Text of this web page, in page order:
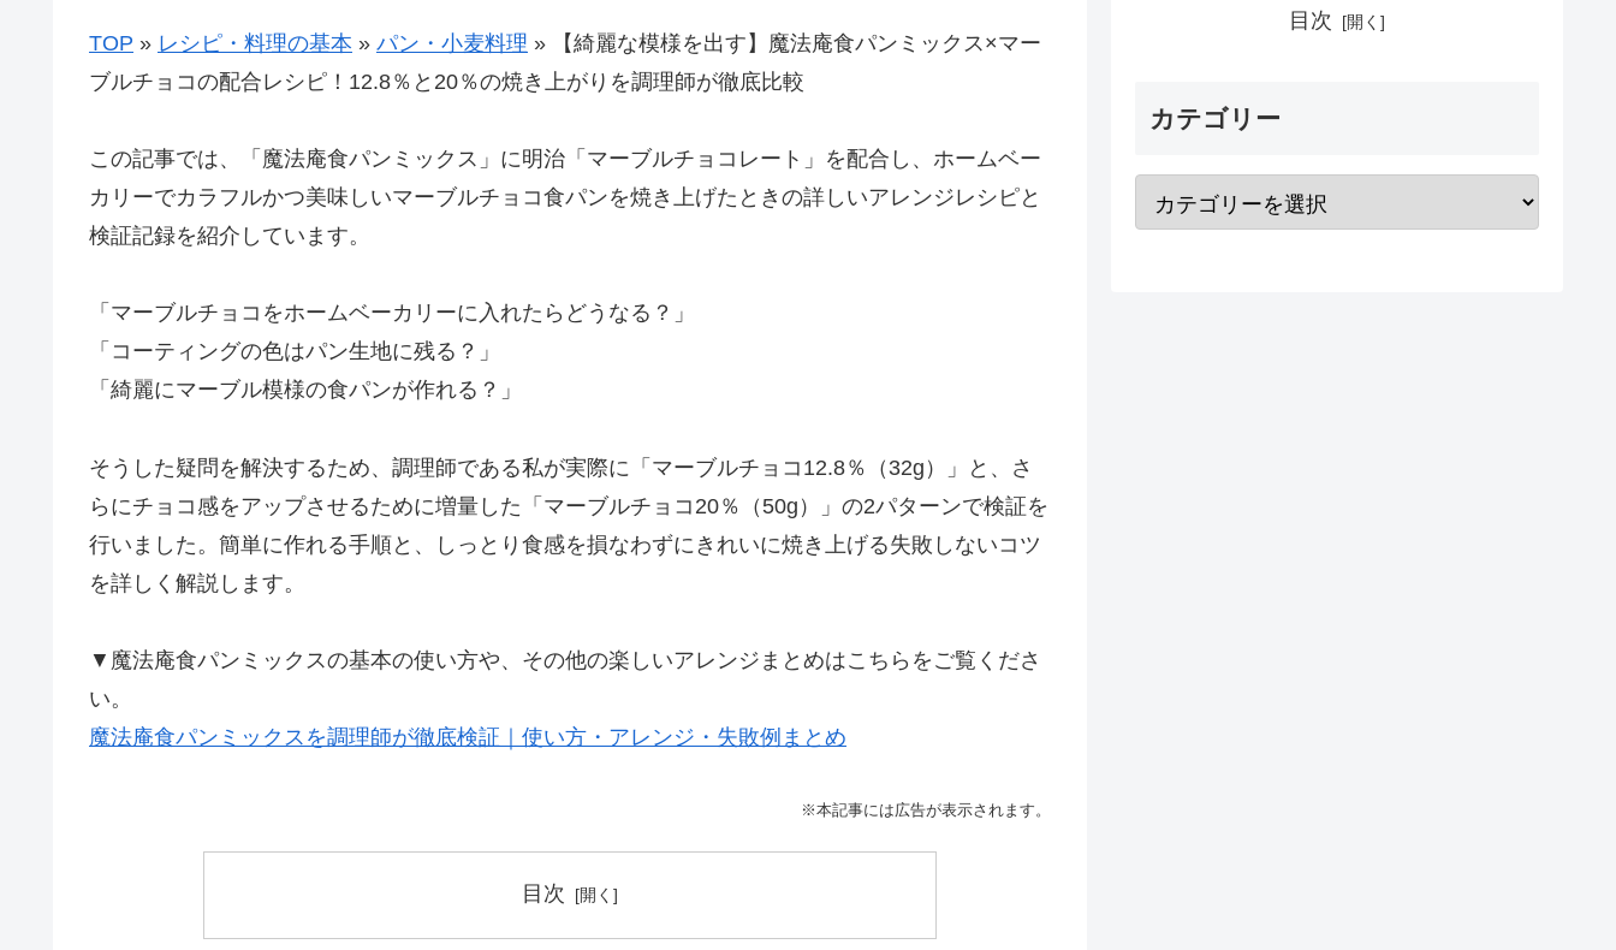
TOP » レシピ・料理の基本 » パン・小麦料理 »
【綺麗な模様を出す】魔法庵食パンミックス×マー
ブルチョコの配合レシピ！12.8％と20％の焼き上がりを調理師が徹底比較
この記事では、「魔法庵食パンミックス」に明治「マーブルチョコレート」を配合し、ホームベー
カリーでカラフルかつ美味しいマーブルチョコ食パンを焼き上げたときの詳しいアレンジレシピと
検証記録を紹介しています。
「マーブルチョコをホームベーカリーに入れたらどうなる？」
「コーティングの色はパン生地に残る？」
「綺麗にマーブル模様の食パンが作れる？」
そうした疑問を解決するため、調理師である私が実際に「マーブルチョコ12.8％（32g）」と、さ
らにチョコ感をアップさせるために増量した「マーブルチョコ20％（50g）」の2パターンで検証を
行いました。簡単に作れる手順と、しっとり食感を損なわずにきれいに焼き上げる失敗しないコツ
を詳しく解説します。
▼魔法庵食パンミックスの基本の使い方や、その他の楽しいアレンジまとめはこちらをご覧くださ
い。
魔法庵食パンミックスを調理師が徹底検証｜使い方・アレンジ・失敗例まとめ
※本記事には広告が表示されます。
目次
目次
カテゴリー